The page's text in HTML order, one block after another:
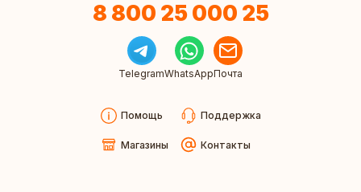
8 800 25 000 25
TelegramWhatsAppПочта
Помощь Поддержка
Магазины Контакты